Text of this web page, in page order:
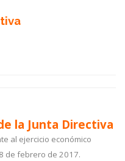
la Junta Directiva
al ejercicio económico
de febrero de 2017.